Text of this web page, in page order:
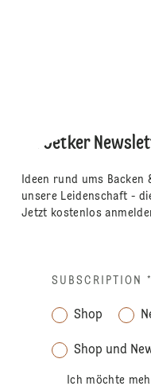
Dr. Oetker
Ideen rund ums
unsere Leidenschaft -
Jetzt kostenlos
SUBSCRIPTION *
Shop
Shop und
Ich möchte